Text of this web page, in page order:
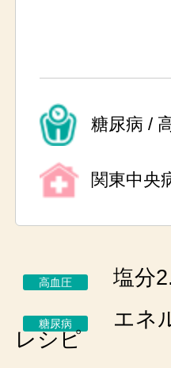
糖尿病 /
関東中央
高血圧 塩分
糖尿病
エネ
レシピ